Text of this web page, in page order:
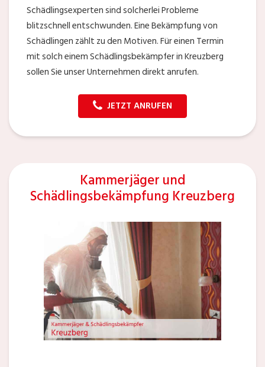
Schädlingsexperten sind solcherlei Probleme
blitzschnell entschwunden. Eine Bekämpfung von
Schädlingen zählt zu den Motiven. Für einen Termin
mit solch einem Schädlingsbekämpfer in Kreuzberg
sollen Sie unser Unternehmen direkt anrufen.
JETZT ANRUFEN
Kammerjäger und
Schädlingsbekämpfung Kreuzberg